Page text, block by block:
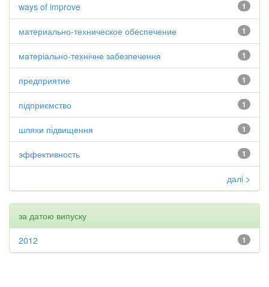
1
ways of improve
1
материально-техническое обеспечение
1
матеріально-технічне забезпечення
1
предприятие
1
підприємство
1
шляхи підвищення
1
эффективность
далі >
за датою випуску
1
2012